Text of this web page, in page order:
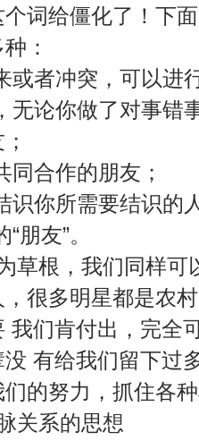
词给僵化了！下
：
或者冲突，可以进
无论你做了对事错
同合作的朋友；
识你所需要结识的
朋友”。
草根，我们同样可
很多明星都是农
我们肯付出，完全
有给我们留下过
的努力，抓住各
关系的思想